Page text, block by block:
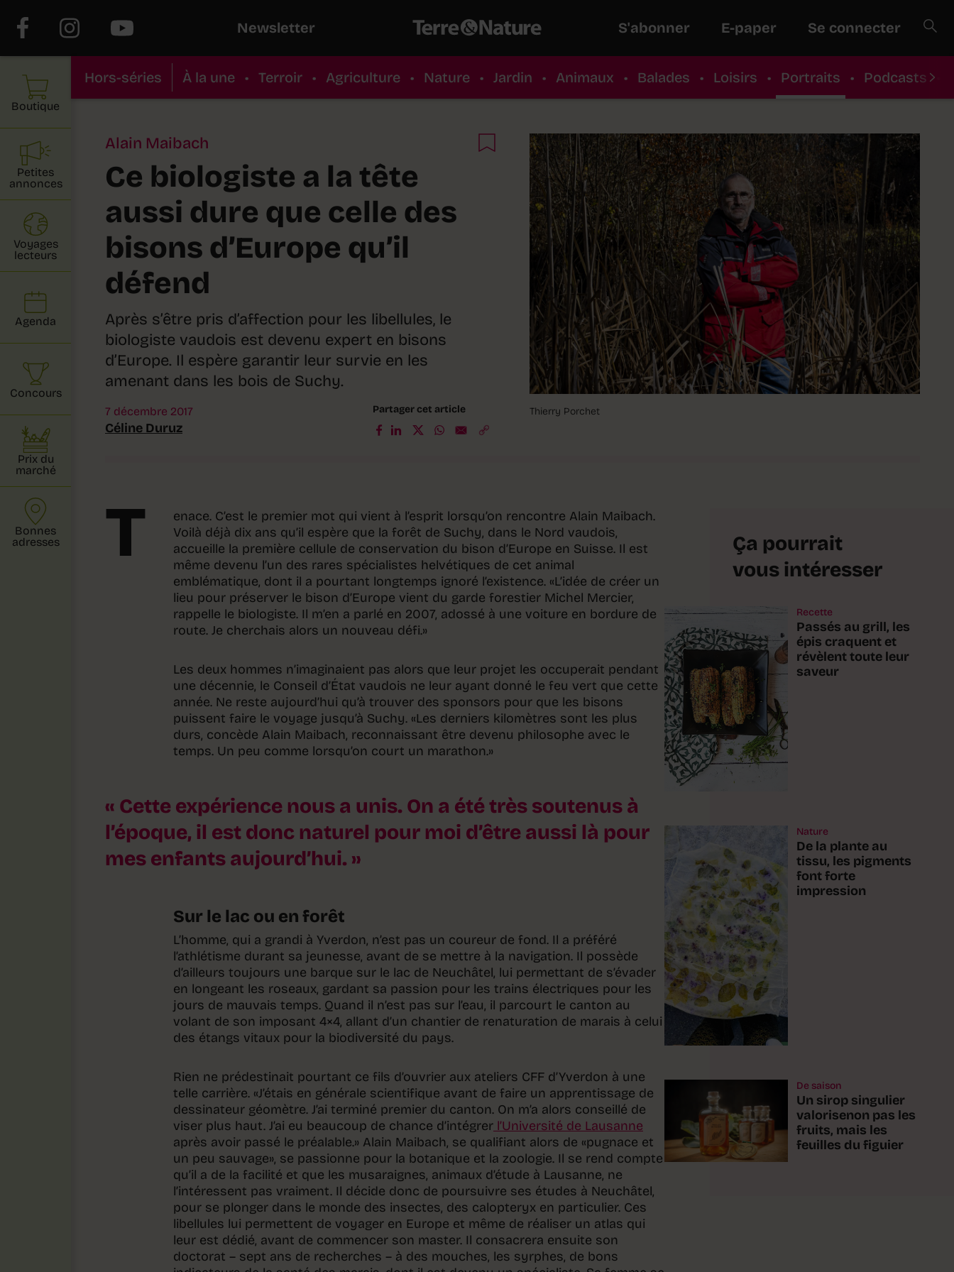
Newsletter S'abonner E-paper Se connecter
Hors-séries À la une • Terroir • Agriculture • Nature • Jardin • Animaux • Balades • Loisirs • Portraits • Podcasts
Alain Maibach
Ce biologiste a la tête
aussi dure que celle des
bisons d’Europe qu’il
défend
Après s’être pris d’affection pour les libellules, le
biologiste vaudois est devenu expert en bisons
d’Europe. Il espère garantir leur survie en les
amenant dans les bois de Suchy.
7 décembre 2017
Céline Duruz
Partager cet article Thierry Porchet
T
enace. C’est le premier mot qui vient à l’esprit lorsqu’on rencontre Alain Maibach.
Voilà déjà dix ans qu’il espère que la forêt de Suchy, dans le Nord vaudois,
accueille la première cellule de conservation du bison d’Europe en Suisse. Il est
même devenu l’un des rares spécialistes helvétiques de cet animal
emblématique, dont il a pourtant longtemps ignoré l’existence. «L’idée de créer un
lieu pour préserver le bison d’Europe vient du garde forestier Michel Mercier,
rappelle le biologiste. Il m’en a parlé en 2007, adossé à une voiture en bordure de
route. Je cherchais alors un nouveau défi.»
Les deux hommes n’imaginaient pas alors que leur projet les occuperait pendant
une décennie, le Conseil d’État vaudois ne leur ayant donné le feu vert que cette
année. Ne reste aujourd’hui qu’à trouver des sponsors pour que les bisons
puissent faire le voyage jusqu’à Suchy. «Les derniers kilomètres sont les plus
durs, concède Alain Maibach, reconnaissant être devenu philosophe avec le
temps. Un peu comme lorsqu’on court un marathon.»
Cette expérience nous a unis. On a été très soutenus à
l’époque, il est donc naturel pour moi d’être aussi là pour
mes enfants aujourd’hui.
Sur le lac ou en forêt
L’homme, qui a grandi à Yverdon, n’est pas un coureur de fond. Il a préféré
l’athlétisme durant sa jeunesse, avant de se mettre à la navigation. Il possède
d’ailleurs toujours une barque sur le lac de Neuchâtel, lui permettant de s’évader
en longeant les roseaux, gardant sa passion pour les trains électriques pour les
jours de mauvais temps. Quand il n’est pas sur l’eau, il parcourt le canton au
volant de son imposant 4×4, allant d’un chantier de renaturation de marais à celui
des étangs vitaux pour la biodiversité du pays.
Rien ne prédestinait pourtant ce fils d’ouvrier aux ateliers CFF d’Yverdon à une
telle carrière. «J’étais en générale scientifique avant de faire un apprentissage de
dessinateur géomètre. J’ai terminé premier du canton. On m’a alors conseillé de
viser plus haut. J’ai eu beaucoup de chance d’intégrer l’Université de Lausanne
après avoir passé le préalable.» Alain Maibach, se qualifiant alors de «pugnace et
un peu sauvage», se passionne pour la botanique et la zoologie. Il se rend compte
qu’il a de la facilité et que les musaraignes, animaux d’étude à Lausanne, ne
l’intéressent pas vraiment. Il décide donc de poursuivre ses études à Neuchâtel,
pour se plonger dans le monde des insectes, des calopteryx en particulier. Ces
libellules lui permettent de voyager en Europe et même de réaliser un atlas qui
leur est dédié, avant de commencer son master. Il consacrera ensuite son
doctorat – sept ans de recherches – à des mouches, les syrphes, de bons
Ça pourrait
vous intéresser
Recette
Passés au grill, les
épis craquent et
révèlent toute leur
saveur
Nature
De la plante au
tissu, les pigments
font forte
impression
De saison
Un sirop singulier
valorisenon pas les
fruits, mais les
feuilles du figuier
Boutique
Petites
annonces
Voyages
lecteurs
Agenda
Concours
Prix du
marché
Bonnes
adresses